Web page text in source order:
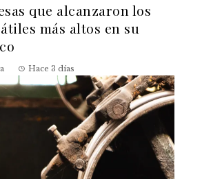
que alcanzaron los
más altos en su
Hace 3 días